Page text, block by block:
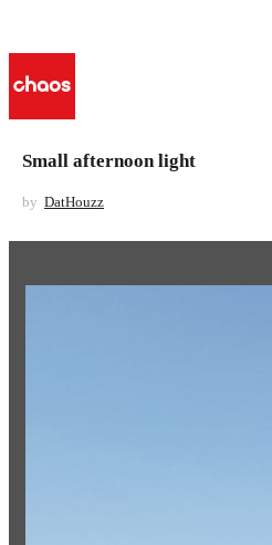
Small afternoon light
by DatHouzz